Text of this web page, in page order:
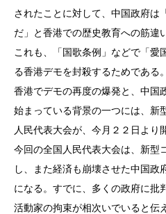
されたことに対して、中国政府は
だ」と香港での歴史教育への筋違
これも、「国歌条例」などで「愛
る香港デモを封殺するためである。
香港でデモの再度の爆発と、中国
始まっている背景の一つには、新
人民代表大会が、今月２２日より
今回の全国人民代表大会は、新型
し、また経済も崩壊させた中国政
になる。すでに、多くの政府に批
活動家の拘束が相次いでいると伝